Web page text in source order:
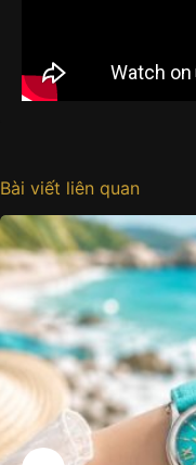
Bài viết liên quan